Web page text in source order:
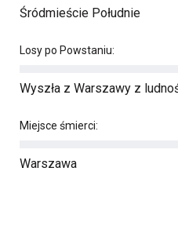
Śródmieście Południe
Losy po Powstaniu:
Wyszła z Warszawy z
Miejsce śmierci:
Warszawa